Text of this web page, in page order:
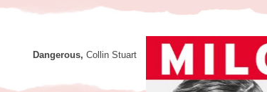
Dangerous, Collin Stuart